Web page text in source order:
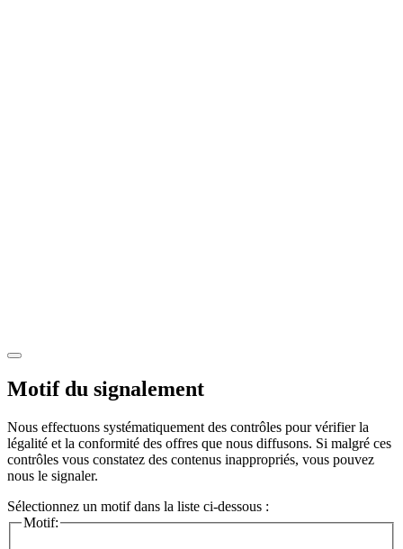
Motif du signalement
Nous effectuons systématiquement des contrôles pour vérifier la
légalité et la conformité des offres que nous diffusons. Si malgré ces
contrôles vous constatez des contenus inappropriés, vous pouvez
nous le signaler.
Sélectionnez un motif dans la liste ci-dessous :
Motif: